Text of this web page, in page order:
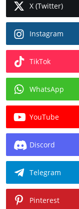
X (Twitter)
Instagram
TikTok
WhatsApp
YouTube
Discord
Telegram
Pinterest